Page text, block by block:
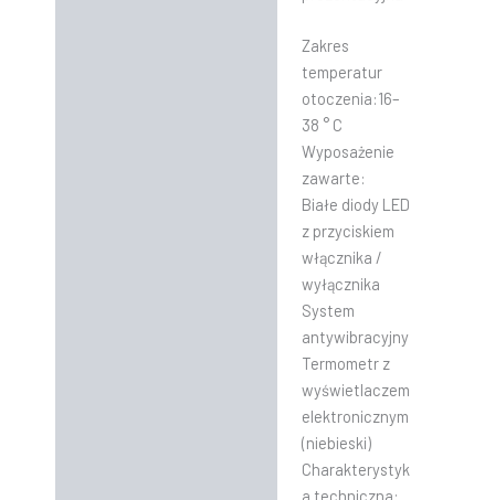
Zakres
temperatur
otoczenia:16–
38 ° C
Wyposażenie
zawarte:
Białe diody LED
z przyciskiem
włącznika /
wyłącznika
System
antywibracyjny
Termometr z
wyświetlaczem
elektronicznym
(niebieski)
Charakterystyk
a techniczna: